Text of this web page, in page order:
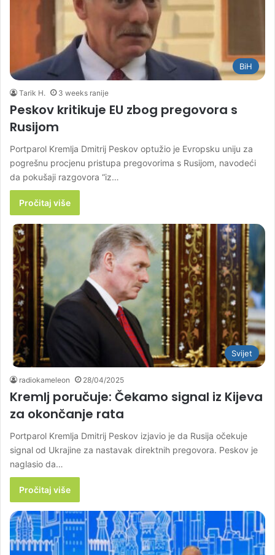
BiH
Tarik H. 3 weeks ranije
Peskov kritikuje EU zbog pregovora s
Rusijom
Portparol Kremlja Dmitrij Peskov optužio je Evropsku uniju za
pogrešnu procjenu pristupa pregovorima s Rusijom, navodeći
da pokušaji razgovora “iz…
Pročitaj više
Svijet
radiokameleon 28/04/2025
Kremlj poručuje: Čekamo signal iz Kijeva
za okončanje rata
Portparol Kremlja Dmitrij Peskov izjavio je da Rusija očekuje
signal od Ukrajine za nastavak direktnih pregovora. Peskov je
naglasio da…
Pročitaj više